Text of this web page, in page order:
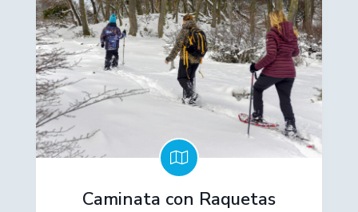
Caminata con Raquetas